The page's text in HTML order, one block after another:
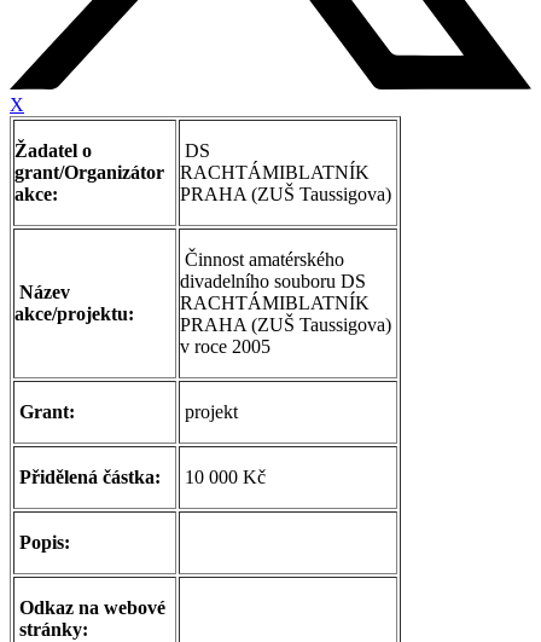
X
Žadatel o
grant/Organizátor
akce:
DS
RACHTÁMIBLATNÍK
PRAHA (ZUŠ Taussigova)
Název
akce/projektu:
Činnost amatérského
divadelního souboru DS
RACHTÁMIBLATNÍK
PRAHA (ZUŠ Taussigova)
v roce 2005
Grant: projekt
Přidělená částka: 10 000 Kč
Popis:
Odkaz na webové
stránky: